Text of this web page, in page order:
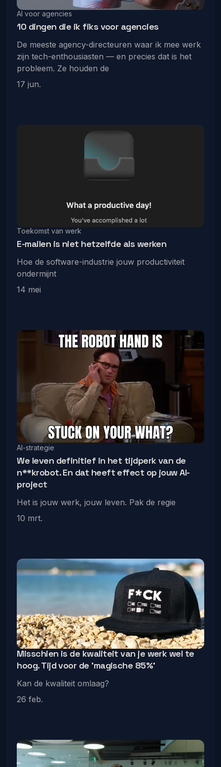
AI voor agencies
10 dingen die ik fiks voor agencies
De meeste agency-directeuren waar ik mee werk
zijn tech-enthousiasten — en precies dat is het
probleem. Ze houden de
17 jun.
Toekomst van werk
E-mailen is niet hetzelfde als werken
Hoe de software-industrie jouw productiviteit
ondermijnt
14 mei
AI-strategie
We leven definitief in het tijdperk van de
n**krobot. En dat heeft effect op jouw AI-
project
Het is jouw werk, jouw leven. Pak de regie
10 mrt.
Misschien is de kwaliteit van je werk wel te
hoog. Tijd voor de 'magische 85%'
Kan de kwaliteit omlaag?
26 feb.